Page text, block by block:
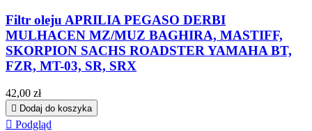
Filtr oleju APRILIA PEGASO DERBI
MULHACEN MZ/MUZ BAGHIRA, MASTIFF,
SKORPION SACHS ROADSTER YAMAHA BT,
FZR, MT-03, SR, SRX
Cena
42,00 zł
 Dodaj do koszyka
 Podgląd